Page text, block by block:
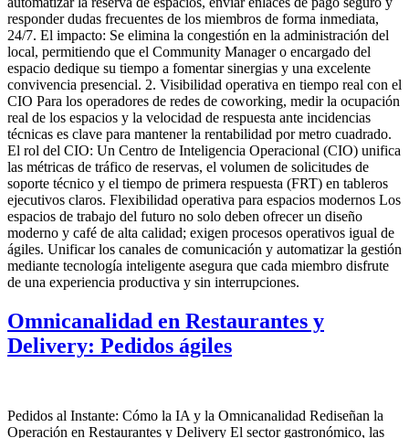
responder dudas frecuentes de los miembros de forma inmediata,
24/7. El impacto: Se elimina la congestión en la administración del
local, permitiendo que el Community Manager o encargado del
espacio dedique su tiempo a fomentar sinergias y una excelente
convivencia presencial. 2. Visibilidad operativa en tiempo real con el
CIO Para los operadores de redes de coworking, medir la ocupación
real de los espacios y la velocidad de respuesta ante incidencias
técnicas es clave para mantener la rentabilidad por metro cuadrado.
El rol del CIO: Un Centro de Inteligencia Operacional (CIO) unifica
las métricas de tráfico de reservas, el volumen de solicitudes de
soporte técnico y el tiempo de primera respuesta (FRT) en tableros
ejecutivos claros. Flexibilidad operativa para espacios modernos Los
espacios de trabajo del futuro no solo deben ofrecer un diseño
moderno y café de alta calidad; exigen procesos operativos igual de
ágiles. Unificar los canales de comunicación y automatizar la gestión
mediante tecnología inteligente asegura que cada miembro disfrute
de una experiencia productiva y sin interrupciones.
Omnicanalidad en Restaurantes y
Delivery: Pedidos ágiles
Pedidos al Instante: Cómo la IA y la Omnicanalidad Rediseñan la
Operación en Restaurantes y Delivery El sector gastronómico, las